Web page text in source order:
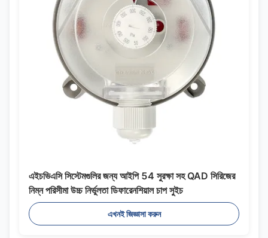
এইচভিএসি সিস্টেমগুলির জন্য আইপি 54 সুরক্ষা সহ QAD সিরিজের
নিম্ন পরিসীমা উচ্চ নির্ভুলতা ডিফারেনশিয়াল চাপ সুইচ
এখনই জিজ্ঞাসা করুন